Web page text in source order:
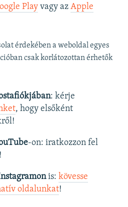
Playvagy az Apple
érdekében a weboldal egyes
csak korlátozottan érhetők
: kérje
, hogy elsőként
-on: iratkozzon fel
!
is: kövesse
oldalunkat! ​